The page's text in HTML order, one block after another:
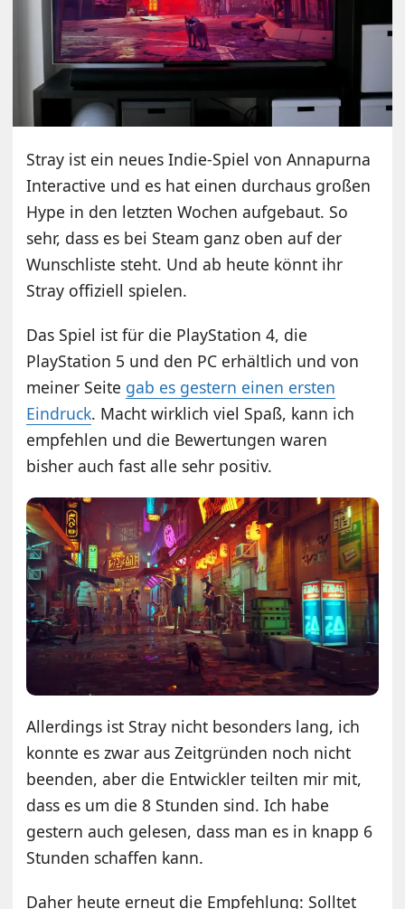
Stray ist ein neues Indie-Spiel von Annapurna
Interactive und es hat einen durchaus großen
Hype in den letzten Wochen aufgebaut. So
sehr, dass es bei Steam ganz oben auf der
Wunschliste steht. Und ab heute könnt ihr
Stray offiziell spielen.
Das Spiel ist für die PlayStation 4, die
PlayStation 5 und den PC erhältlich und von
meiner Seite gab es gestern einen ersten
Eindruck. Macht wirklich viel Spaß, kann ich
empfehlen und die Bewertungen waren
bisher auch fast alle sehr positiv.
Allerdings ist Stray nicht besonders lang, ich
konnte es zwar aus Zeitgründen noch nicht
beenden, aber die Entwickler teilten mir mit,
dass es um die 8 Stunden sind. Ich habe
gestern auch gelesen, dass man es in knapp 6
Stunden schaffen kann.
Daher heute erneut die Empfehlung: Solltet